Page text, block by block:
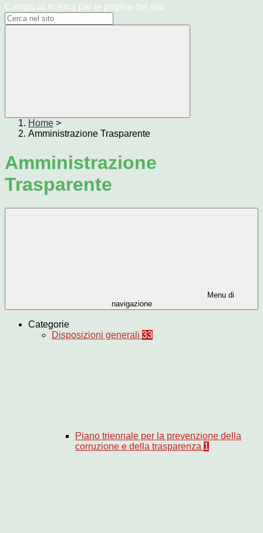
Campo di ricerca per le pagine del sito
Home >
Amministrazione Trasparente
Amministrazione
Trasparente
Menu di
navigazione
Categorie
Disposizioni generali 33
Piano triennale per la prevenzione della
corruzione e della trasparenza 1